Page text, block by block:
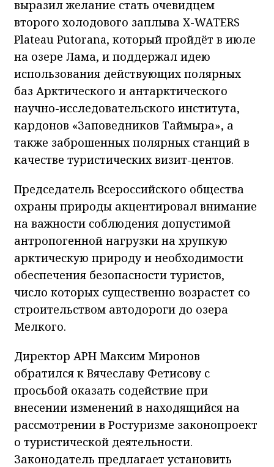
выразил желание стать очевидцем
второго холодового заплыва X-WATERS
Plateau Putorana, который пройдёт в июле
на озере Лама, и поддержал идею
использования действующих полярных
баз Арктического и антарктического
научно-исследовательского института,
кардонов «Заповедников Таймыра», а
также заброшенных полярных станций в
качестве туристических визит-центов.
Председатель Всероссийского общества
охраны природы акцентировал внимание
на важности соблюдения допустимой
антропогенной нагрузки на хрупкую
арктическую природу и необходимости
обеспечения безопасности туристов,
число которых существенно возрастет со
строительством автодороги до озера
Мелкого.
Директор АРН Максим Миронов
обратился к Вячеславу Фетисову с
просьбой оказать содействие при
внесении изменений в находящийся на
рассмотрении в Ростуризме законопроект
о туристической деятельности.
Законодатель предлагает установить